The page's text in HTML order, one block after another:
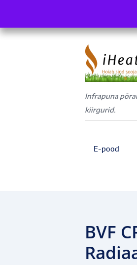
Infrapuna
kiirgurid.
E-pood
BVF